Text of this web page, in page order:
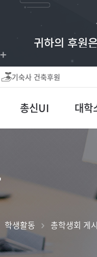
귀하의 후원
기숙사 건축후원
총신UI 대학
학생활동 총학생회 게